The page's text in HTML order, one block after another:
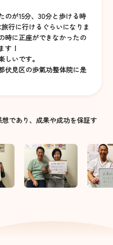
のが15分、30分と歩ける時
行に行けるぐらいになりま
時に正座ができなかったの
す！
いです。
伏見区の歩氣功整体院に是
であり、成果や成功を保証す